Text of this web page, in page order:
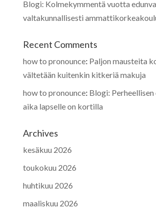
Blogi: Kolmekymmentä vuotta
valtakunnallisesti
Recent Comments
how to pronounce: Paljon mausteita
vältetään kuitenkin kitkeriä makuja
how to pronounce: Blogi:
aika lapselle on kortilla
Archives
kesäkuu 2026
toukokuu 2026
huhtikuu 2026
maaliskuu 2026